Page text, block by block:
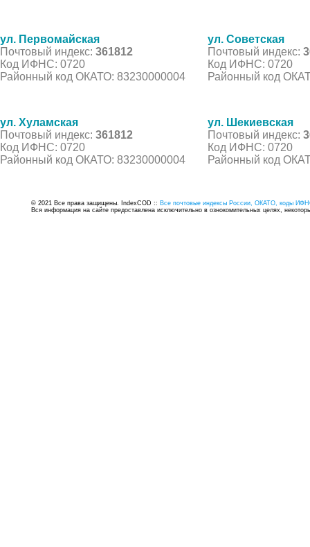
ул. Первомайская
Почтовый индекс: 361812
Код ИФНС: 0720
Районный код ОКАТО: 83230000004
ул. Советская
Почтовый индекс:
Код ИФНС: 0720
Районный код
ул. Хуламская
Почтовый индекс: 361812
Код ИФНС: 0720
Районный код ОКАТО: 83230000004
ул. Шекиевская
Почтовый индекс:
Код ИФНС: 0720
Районный код
© 2021 Все права защищены. IndexCOD :: Все почтовые индексы России, ОКАТО, коды
Вся информация на сайте предоставлена исключительно в ознокомительных целях,